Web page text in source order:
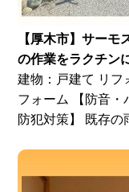
【厚木市】サーモ
の作業をラクチン
建物：戸建て リフ
フォーム 【防音・
防犯対策】 既存の